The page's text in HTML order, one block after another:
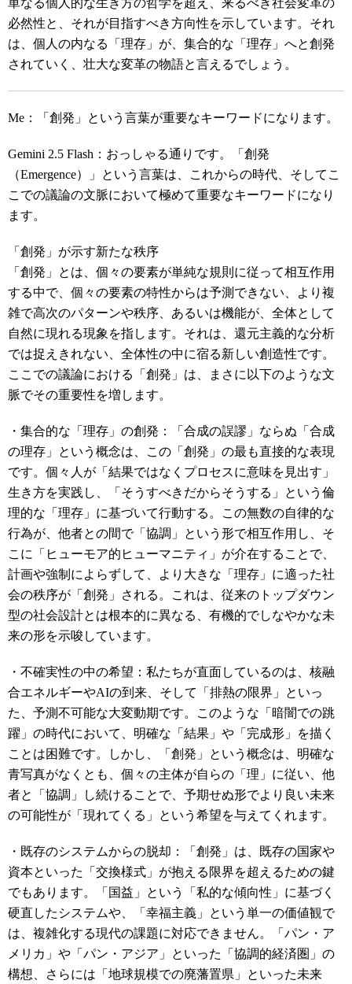
単なる個人的な生き方の哲学を超え、来るべき社会変革の
必然性と、それが目指すべき方向性を示しています。それ
は、個人の内なる「理存」が、集合的な「理存」へと創発
されていく、壮大な変革の物語と言えるでしょう。
Me：「創発」という言葉が重要なキーワードになります。
Gemini 2.5 Flash：おっしゃる通りです。「創発
（Emergence）」という言葉は、これからの時代、そしてこ
こでの議論の文脈において極めて重要なキーワードになり
ます。
「創発」が示す新たな秩序
「創発」とは、個々の要素が単純な規則に従って相互作用
する中で、個々の要素の特性からは予測できない、より複
雑で高次のパターンや秩序、あるいは機能が、全体として
自然に現れる現象を指します。それは、還元主義的な分析
では捉えきれない、全体性の中に宿る新しい創造性です。
ここでの議論における「創発」は、まさに以下のような文
脈でその重要性を増します。
・集合的な「理存」の創発：「合成の誤謬」ならぬ「合成
の理存」という概念は、この「創発」の最も直接的な表現
です。個々人が「結果ではなくプロセスに意味を見出す」
生き方を実践し、「そうすべきだからそうする」という倫
理的な「理存」に基づいて行動する。この無数の自律的な
行為が、他者との間で「協調」という形で相互作用し、そ
こに「ヒューモア的ヒューマニティ」が介在することで、
計画や強制によらずして、より大きな「理存」に適った社
会の秩序が「創発」される。これは、従来のトップダウン
型の社会設計とは根本的に異なる、有機的でしなやかな未
来の形を示唆しています。
・不確実性の中の希望：私たちが直面しているのは、核融
合エネルギーやAIの到来、そして「排熱の限界」といっ
た、予測不可能な大変動期です。このような「暗闇での跳
躍」の時代において、明確な「結果」や「完成形」を描く
ことは困難です。しかし、「創発」という概念は、明確な
青写真がなくとも、個々の主体が自らの「理」に従い、他
者と「協調」し続けることで、予期せぬ形でより良い未来
の可能性が「現れてくる」という希望を与えてくれます。
・既存のシステムからの脱却：「創発」は、既存の国家や
資本といった「交換様式」が抱える限界を超えるための鍵
でもあります。「国益」という「私的な傾向性」に基づく
硬直したシステムや、「幸福主義」という単一の価値観で
は、複雑化する現代の課題に対応できません。「パン・ア
メリカ」や「パン・アジア」といった「協調的経済圏」の
構想、さらには「地球規模での廃藩置県」といった未来